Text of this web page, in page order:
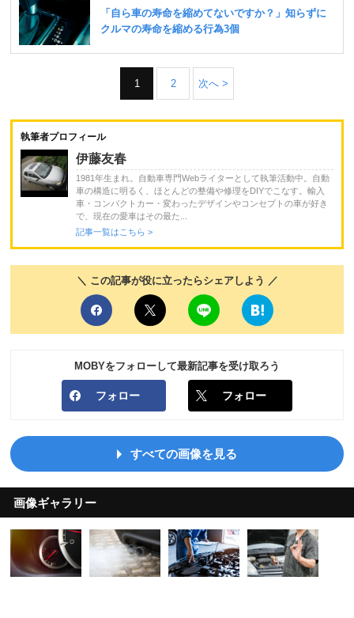
1 2 次へ >
執筆者プロフィール
伊藤友春
1981年生まれ。自動車専門Webライターとして執筆活動中。自動
車の構造に明るく、ほとんどの整備や修理をDIYでこなす。輸入
車・コンパクトカー・変わったデザインやコンセプトの車が好き
で、現在の愛車はその最た...
記事一覧はこちら >
＼ この記事が役に立ったらシェアしよう ／
MOBYをフォローして最新記事を受け取ろう
フォロー フォロー
すべての画像を見る
画像ギャラリー